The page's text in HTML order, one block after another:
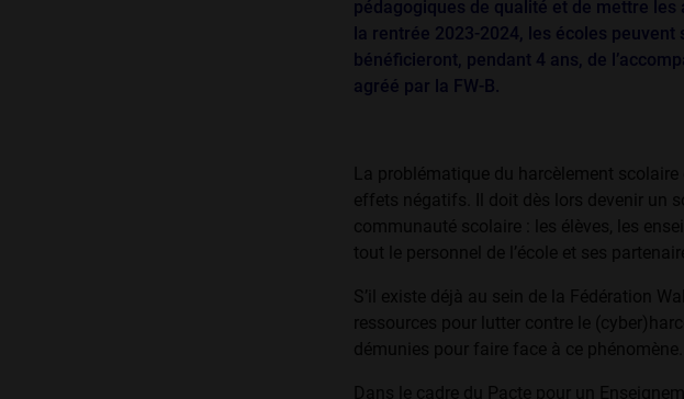
pédagogiques de qualité et de mettre
la rentrée 2023-2024, les écoles peuvent
bénéficieront, pendant 4 ans, de
agréé par la FW-B.
La problématique du harcèlement
ef­fets négatifs. Il doit dès lors devenir un
communauté scolaire : les élèves, les
tout le personnel de l’école et ses
S’il existe déjà au sein de la Fédération
ressources pour lutter contre le
démunies pour faire face à ce phénomène.
Dans le cadre du Pacte pour un